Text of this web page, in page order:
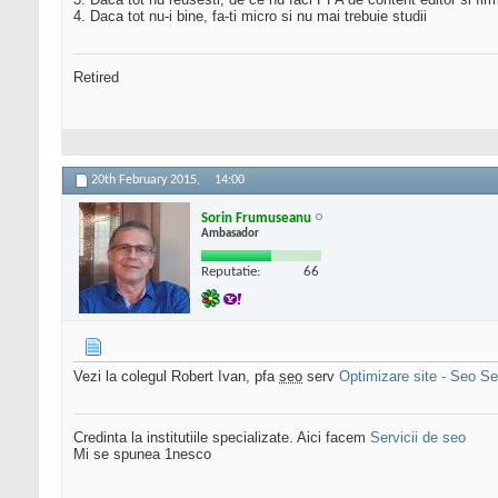
4. Daca tot nu-i bine, fa-ti micro si nu mai trebuie studii
Retired
20th February 2015, 14:00
Sorin Frumuseanu
Ambasador
Reputatie: 66
Vezi la colegul Robert Ivan, pfa seo serv Optimizare site - Seo
Credinta la institutiile specializate. Aici facem Servicii de seo
Mi se spunea 1nesco